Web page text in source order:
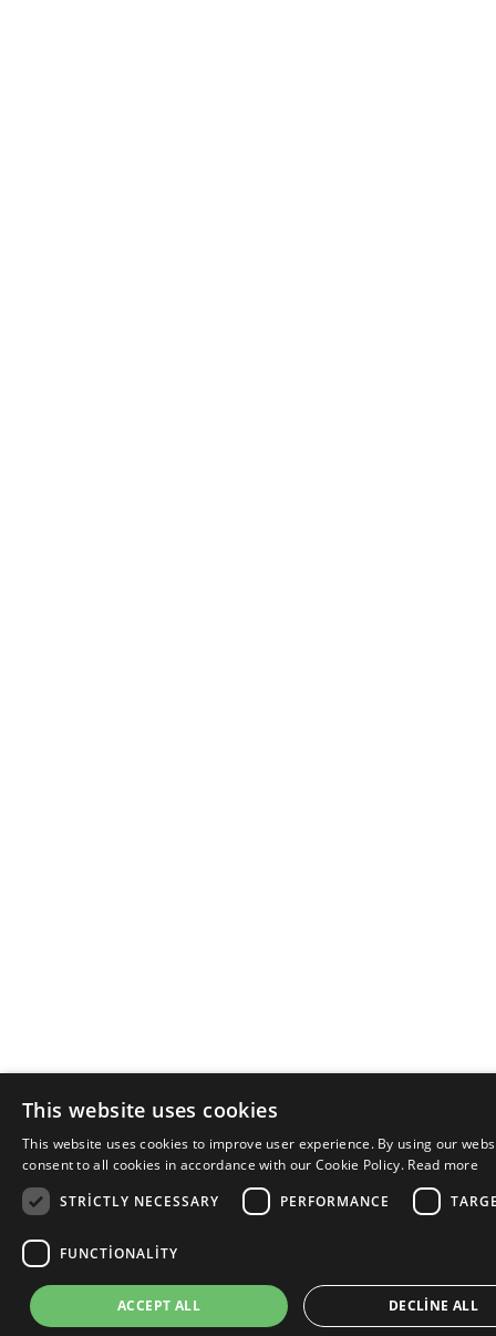
This website uses cookies
This website uses cookies to improve user experience. By using our
consent to all cookies in accordance with our Cookie Policy. Read more
STRICTLY NECESSARY
PERFORMANCE
FUNCTIONALITY
ACCEPT ALL DECLINE ALL